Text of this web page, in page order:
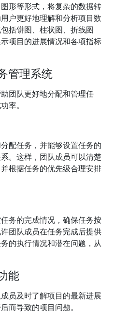
形等形式，将复杂的数据转
户更好地理解和分析项目数
括饼图、柱状图、折线图
项目的进展情况和各项指标
管理系统
团队更好地分配和管理任
率。
配任务，并能够设置任务的
。这样，团队成员可以清楚
根据任务的优先级合理安排
务的完成情况，确保任务按
团队成员在任务完成后提供
的执行情况和潜在问题，从
能
员及时了解项目的最新进展
而导致的项目问题。